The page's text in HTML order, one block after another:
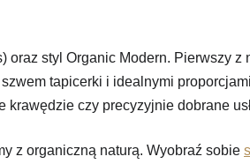
styl Organic Modern. Pierwszy
tapicerki i idealnymi
czy precyzyjnie dobrane
z organiczną naturą. Wyobraź sobie